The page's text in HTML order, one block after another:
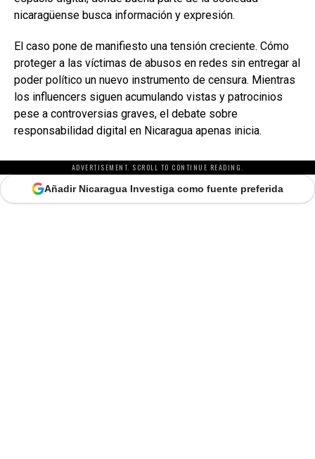
nicaragüense busca información y expresión.
El caso pone de manifiesto una tensión creciente. Cómo
proteger a las víctimas de abusos en redes sin entregar al
poder político un nuevo instrumento de censura. Mientras
los influencers siguen acumulando vistas y patrocinios
pese a controversias graves, el debate sobre
responsabilidad digital en Nicaragua apenas inicia.
ADVERTISEMENT. SCROLL TO CONTINUE READING.
Añadir Nicaragua Investiga como fuente preferida